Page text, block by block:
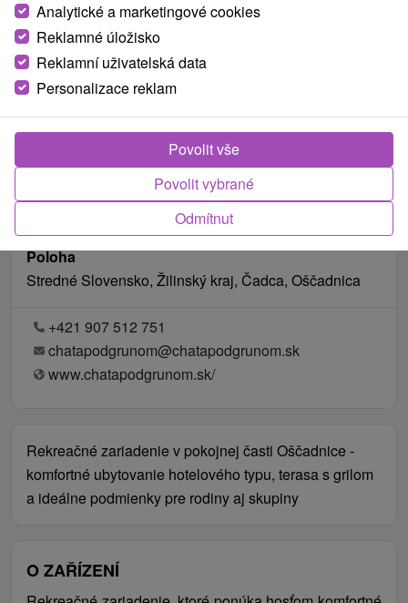
Poloha
Stredné Slovensko, Žilinský kraj, Čadca, Oščadnica
+421 907 512 751
chatapodgrunom@chatapodgrunom.sk
www.chatapodgrunom.sk/
Rekreačné zariadenie v pokojnej časti Oščadnice -
komfortné ubytovanie hotelového typu, terasa s grilom
a ideálne podmienky pre rodiny aj skupiny
O ZAŘÍZENÍ
Analytické a marketingové cookies
Reklamné úložisko
Reklamní uživatelská data
Personalizace reklam
Odmítnut
Povolit vybrané
Povolit vše